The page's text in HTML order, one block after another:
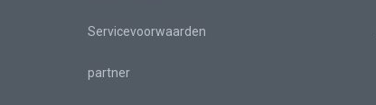
Servicevoorwaarden
partner